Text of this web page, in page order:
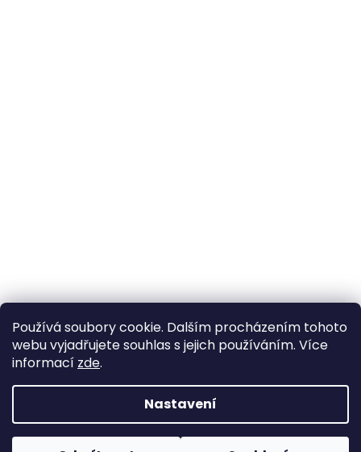
Používá soubory cookie. Dalším procházením tohoto
webu vyjadřujete souhlas s jejich používáním. Více
informací zde.
Nastavení
Pokud u nás nenajdete konkrétní produkt, neváhejte se
Vytvořil Shoptet